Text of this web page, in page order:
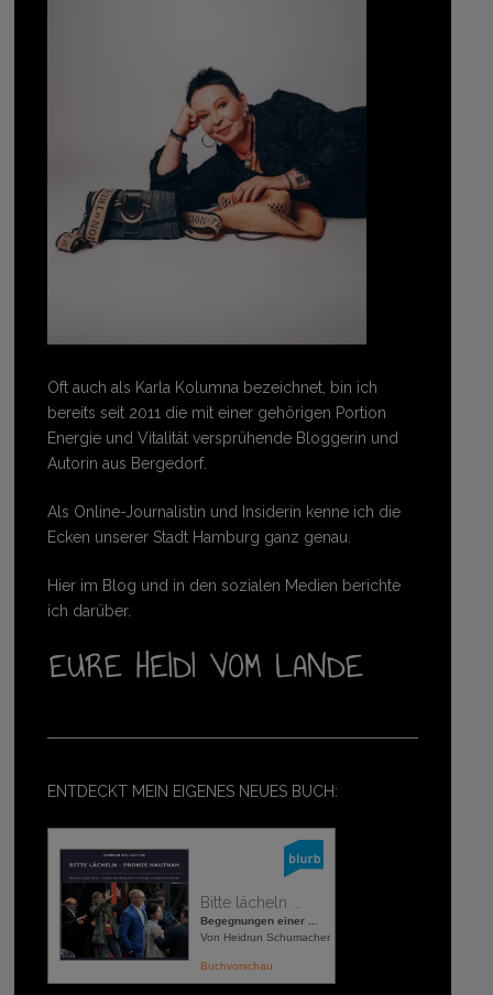
Oft auch als Karla Kolumna bezeichnet, bin ich
bereits seit 2011 die mit einer gehörigen Portion
Energie und Vitalität versprühende Bloggerin und
Autorin aus Bergedorf.
Als Online-Journalistin und Insiderin kenne ich die
Ecken unserer Stadt Hamburg ganz genau.
Hier im Blog und in den sozialen Medien berichte
ich darüber.
ENTDECKT MEIN EIGENES NEUES BUCH:
Bitte lächeln ...
Begegnungen einer ...
Von Heidrun Schumacher
Buchvorschau